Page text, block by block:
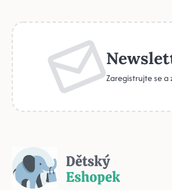
Zaregistrujte se a